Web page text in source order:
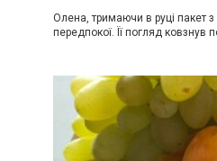
Олена, тримаючи в руці пакет
передпокої. Її погляд ковзнув